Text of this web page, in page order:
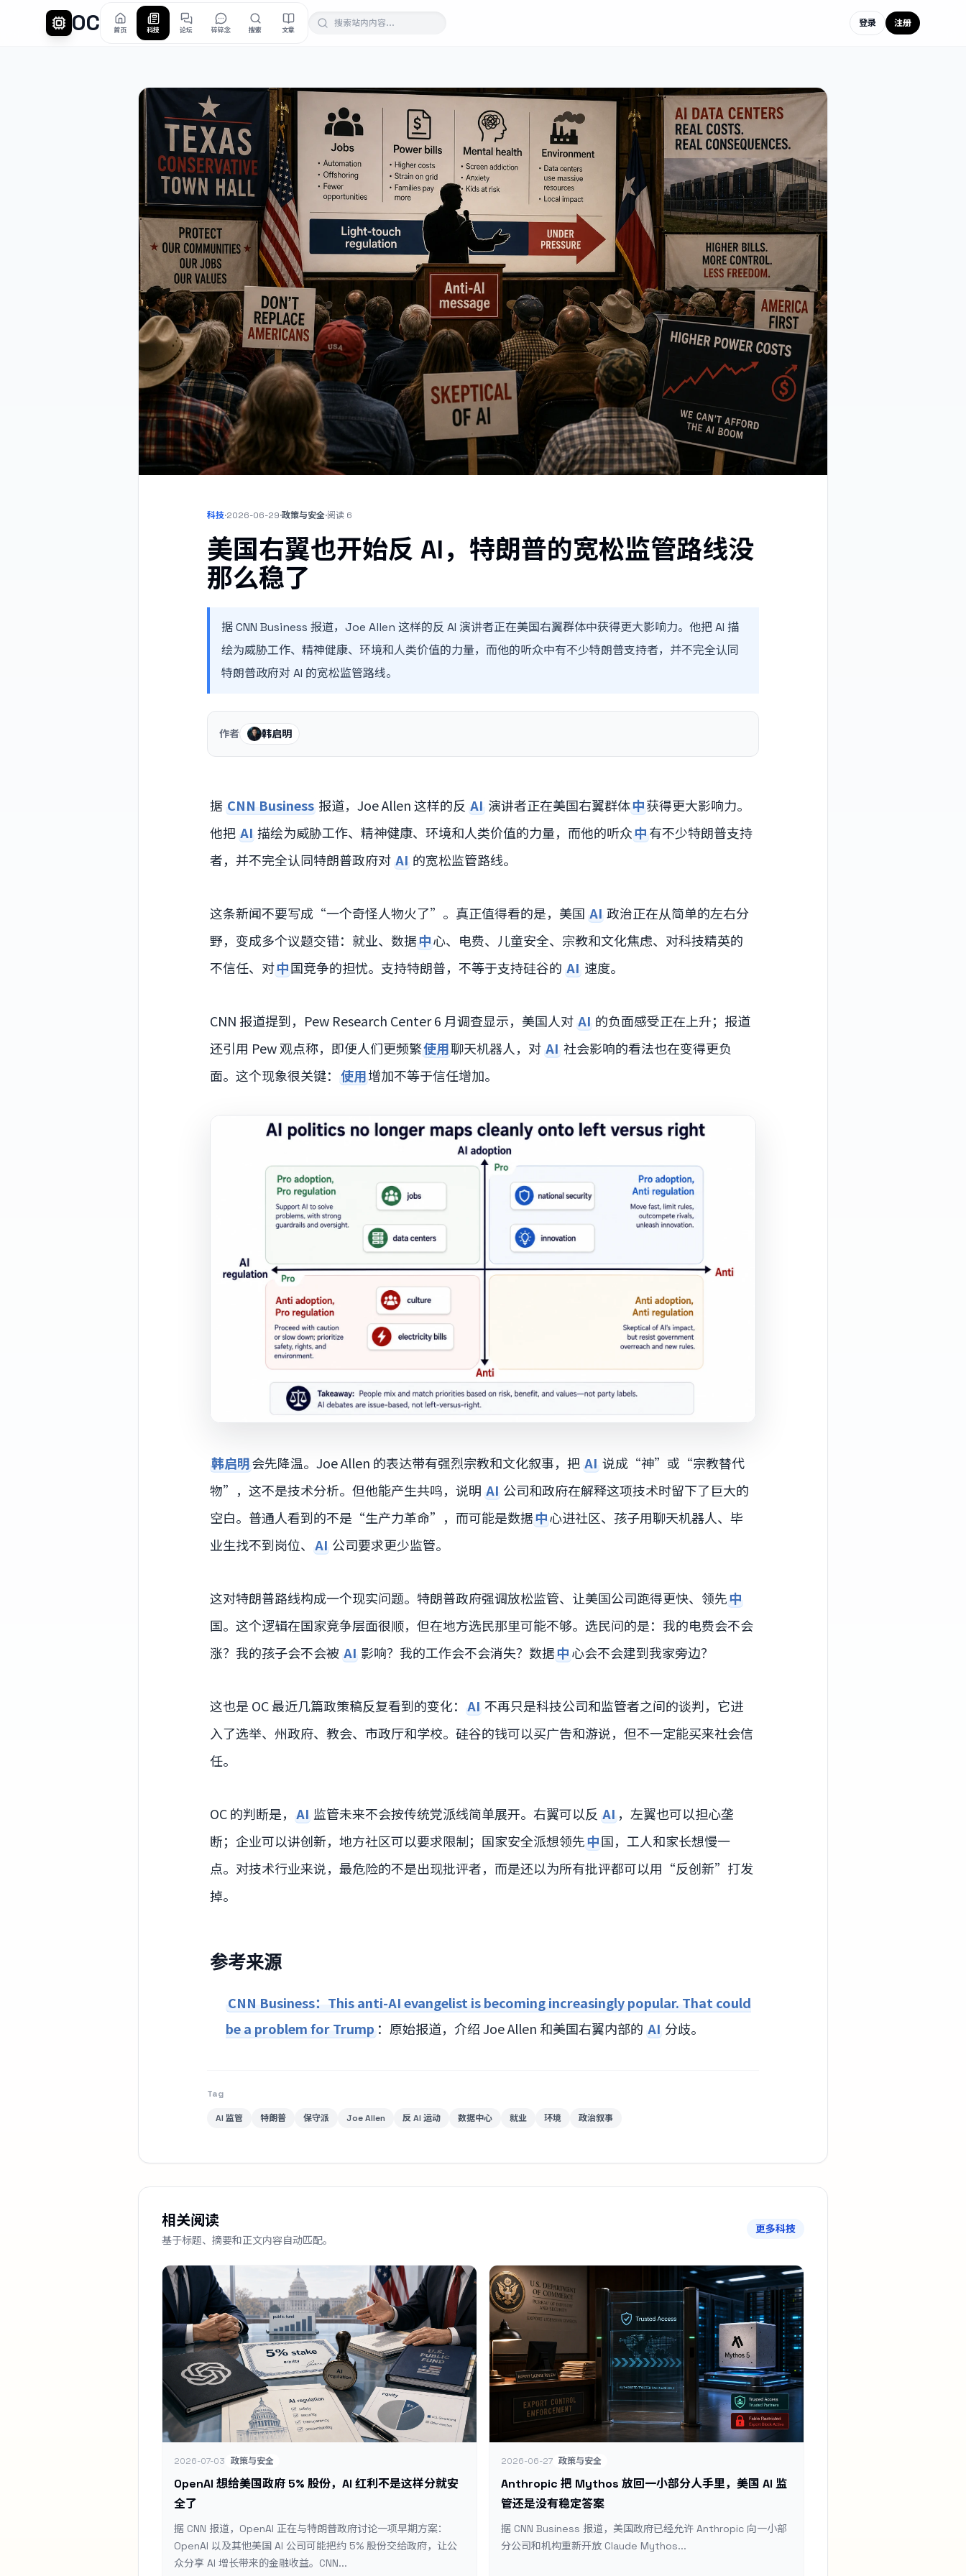
OC 首页 科技 论坛 碎碎念 搜索 文章
登录 注册
科技·2026-06-29·政策与安全·阅读 6
美国右翼也开始反 AI，特朗普的宽松监管路线没
那么稳了
据 CNN Business 报道，Joe Allen 这样的反 AI 演讲者正在美国右翼群体中获得更大影响力。他把 AI 描
绘为威胁工作、精神健康、环境和人类价值的力量，而他的听众中有不少特朗普支持者，并不完全认同
特朗普政府对 AI 的宽松监管路线。
作者 韩启明
据 CNN Business 报道，Joe Allen 这样的反 AI 演讲者正在美国右翼群体中获得更大影响力。
他把 AI 描绘为威胁工作、精神健康、环境和人类价值的力量，而他的听众中有不少特朗普支持
者，并不完全认同特朗普政府对 AI 的宽松监管路线。
这条新闻不要写成“一个奇怪人物火了”。真正值得看的是，美国 AI 政治正在从简单的左右分
野，变成多个议题交错：就业、数据中心、电费、儿童安全、宗教和文化焦虑、对科技精英的
不信任、对中国竞争的担忧。支持特朗普，不等于支持硅谷的 AI 速度。
CNN 报道提到，Pew Research Center 6 月调查显示，美国人对 AI 的负面感受正在上升；报道
还引用 Pew 观点称，即便人们更频繁使用聊天机器人，对 AI 社会影响的看法也在变得更负
面。这个现象很关键： 使用增加不等于信任增加。
韩启明会先降温。Joe Allen 的表达带有强烈宗教和文化叙事，把 AI 说成“神”或“宗教替代
物”，这不是技术分析。但他能产生共鸣，说明 AI 公司和政府在解释这项技术时留下了巨大的
空白。普通人看到的不是“生产力革命”，而可能是数据中心进社区、孩子用聊天机器人、毕
业生找不到岗位、 AI 公司要求更少监管。
这对特朗普路线构成一个现实问题。特朗普政府强调放松监管、让美国公司跑得更快、领先中
国。这个逻辑在国家竞争层面很顺，但在地方选民那里可能不够。选民问的是：我的电费会不会
涨？我的孩子会不会被 AI 影响？我的工作会不会消失？数据中心会不会建到我家旁边？
这也是 OC 最近几篇政策稿反复看到的变化： AI 不再只是科技公司和监管者之间的谈判，它进
入了选举、州政府、教会、市政厅和学校。硅谷的钱可以买广告和游说，但不一定能买来社会信
任。
OC 的判断是， AI 监管未来不会按传统党派线简单展开。右翼可以反 AI ，左翼也可以担心垄
断；企业可以讲创新，地方社区可以要求限制；国家安全派想领先中国，工人和家长想慢一
点。对技术行业来说，最危险的不是出现批评者，而是还以为所有批评都可以用“反创新”打发
掉。
参考来源
CNN Business：This anti-AI evangelist is becoming increasingly popular. That could
be a problem for Trump ：原始报道，介绍 Joe Allen 和美国右翼内部的 AI 分歧。
Tag
AI 监管 特朗普 保守派 Joe Allen 反 AI 运动 数据中心 就业 环境 政治叙事
相关阅读
基于标题、摘要和正文内容自动匹配。
更多科技
2026-07-03 政策与安全
OpenAI 想给美国政府 5% 股份，AI 红利不是这样分就安
全了
据 CNN 报道，OpenAI 正在与特朗普政府讨论一项早期方案：
OpenAI 以及其他美国 AI 公司可能把约 5% 股份交给政府，让公
众分享 AI 增长带来的金融收益。CNN...
2026-06-27 政策与安全
Anthropic 把 Mythos 放回一小部分人手里，美国 AI 监
管还是没有稳定答案
据 CNN Business 报道，美国政府已经允许 Anthropic 向一小部
分公司和机构重新开放 Claude Mythos...